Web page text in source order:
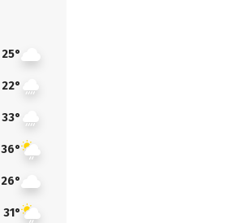
25°
22°
33°
36°
26°
31°